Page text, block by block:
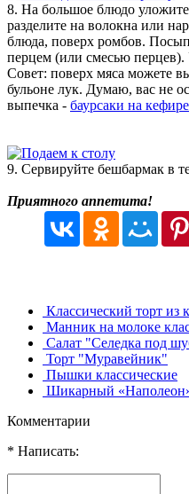
8. На большое блюдо
разделите на волокна или
блюда, поверх ромбов.
перцем (или смесью перцев).
Совет: поверх мяса можете
бульоне лук. Думаю, вас не
выпечка - баурсаки на кефире
9. Сервируйте бешбармак в
Приятного аппетита!
Классический торт
Манник на молоке
Салат "Селедка под
Торт "Муравейник"
Пышки классические
Шикарный
Комментарии
* Написать: